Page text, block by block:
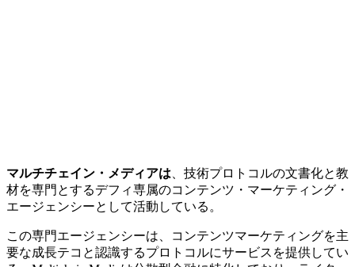
マルチチェイン・メディアは 、技術プロトコルの文書化と教
材を専門とするデフィ専属のコンテンツ・マーケティング・
エージェンシーとして活動している。
この専門エージェンシーは、コンテンツマーケティングを主
要な成長テコと認識するプロトコルにサービスを提供してい